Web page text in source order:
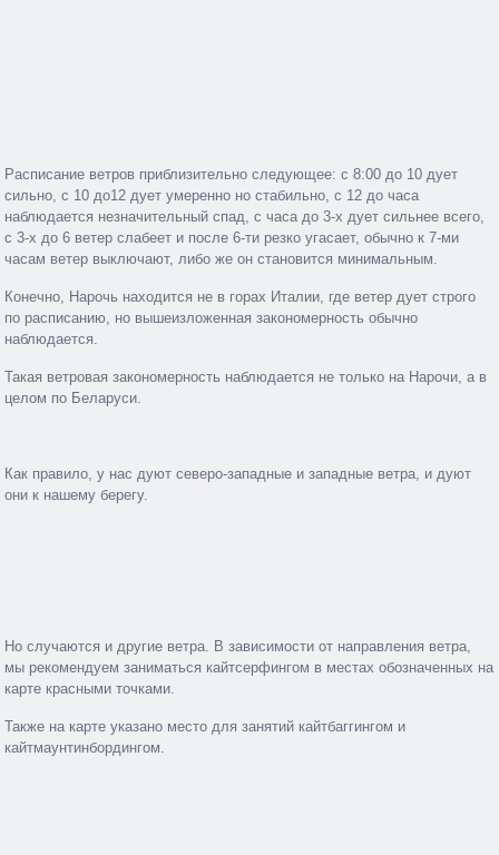
Расписание ветров приблизительно следующее: с 8:00 до 10 дует
сильно, с 10 до12 дует умеренно но стабильно, с 12 до часа
наблюдается незначительный спад, с часа до 3-х дует сильнее всего,
с 3-х до 6 ветер слабеет и после 6-ти резко угасает, обычно к 7-ми
часам ветер выключают, либо же он становится минимальным.
Конечно, Нарочь находится не в горах Италии, где ветер дует строго
по расписанию, но вышеизложенная закономерность обычно
наблюдается.
Такая ветровая закономерность наблюдается не только на Нарочи, а в
целом по Беларуси.
Как правило, у нас дуют северо-западные и западные ветра, и дуют
они к нашему берегу.
Но случаются и другие ветра. В зависимости от направления ветра,
мы рекомендуем заниматься кайтсерфингом в местах обозначенных на
карте красными точками.
Также на карте указано место для занятий кайтбаггингом и
кайтмаунтинбордингом.